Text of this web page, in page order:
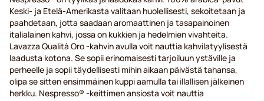
Keski- ja Etelä-Amerikasta valitaan huolellisesti, sekoitetaan ja
paahdetaan, jotta saadaan aromaattinen ja tasapainoinen
italialainen kahvi, jossa on kukkien ja hedelmien vivahteita.
Lavazza Qualità Oro -kahvin avulla voit nauttia kahvilatyylisestä
laadusta kotona. Se sopii erinomaisesti tarjoiluun ystäville ja
perheelle ja sopii täydellisesti mihin aikaan päivästä tahansa,
olipa se sitten ensimmäinen kuppi aamulla tai illallisen jälkeinen
herkku. Nespresso® -keittimen ansiosta voit nauttia